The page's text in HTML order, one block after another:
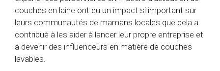
couches en laine ont eu un impact si important sur
leurs communautés de mamans locales que cela a
contribué à les aider à lancer leur propre entreprise et
à devenir des influenceurs en matière de couches
lavables.